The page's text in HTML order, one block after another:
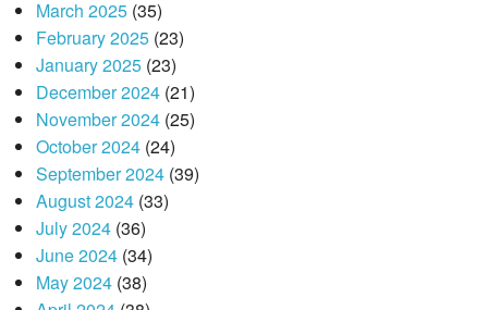
March 2025(35)
February 2025(23)
January 2025(23)
December 2024(21)
November 2024(25)
October 2024(24)
September 2024(39)
August 2024(33)
July 2024(36)
June 2024(34)
May 2024(38)